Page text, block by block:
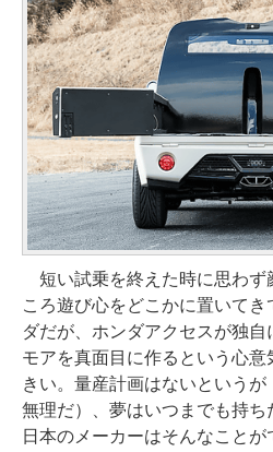
短い試乗を終えた時に思わず
ころ遊び心をどこかに置いて
ダだが、ホンダアクセスが独
モアを真面目に作るという心
きい。量産計画はないという
無理だ）、夢はいつまでも持
日本のメーカーはそんなこと